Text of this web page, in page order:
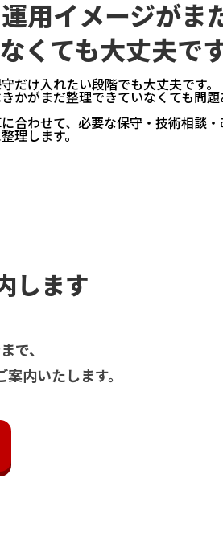
用イメージがま
くても大丈夫で
だけ入れたい段階でも大丈夫です。
かがまだ整理できていなくても問題
合わせて、必要な保守・技術相談
理します。
します
で、
内いたします。